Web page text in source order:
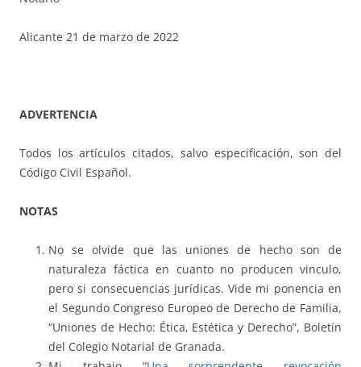
Alicante 21 de marzo de 2022
ADVERTENCIA
Todos los artículos citados, salvo especificación, son del
Código Civil Español.
NOTAS
No se olvide que las uniones de hecho son de
naturaleza fáctica en cuanto no producen vinculo,
pero si consecuencias jurídicas. Vide mi ponencia en
el Segundo Congreso Europeo de Derecho de Familia,
“Uniones de Hecho: Ética, Estética y Derecho”, Boletín
del Colegio Notarial de Granada.